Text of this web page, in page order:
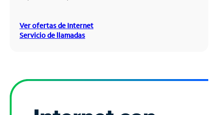
Ver ofertas de Internet
Servicio de llamadas